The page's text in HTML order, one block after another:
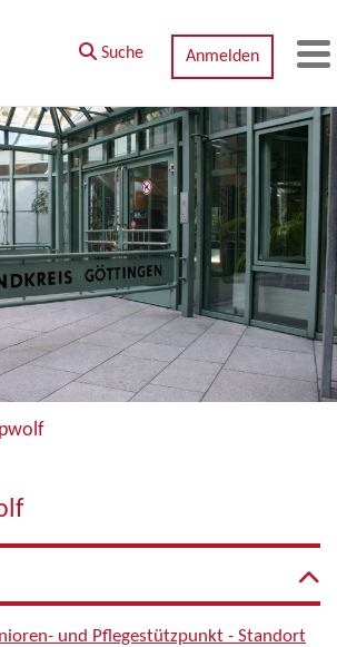
Suche Anmelden
und Pflegestützpunkt - Standort